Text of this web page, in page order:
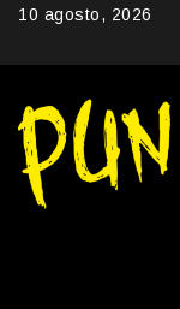
Skip10 agosto, 2026